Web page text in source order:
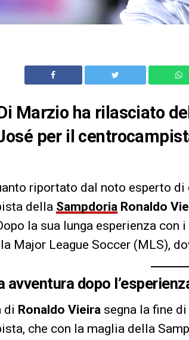
Marzio ha rilasciato
per il
riportato dal noto esperto
della Sampdoria Ronaldo
la sua lunga esperienza
Major League Soccer (MLS),
avventura dopo
di Ronaldo Vieira segna la fine
che con la maglia della